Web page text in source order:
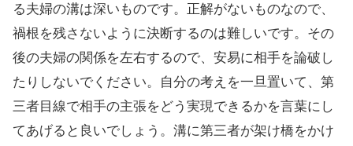
る夫婦の溝は深いものです。正解がないものなので、
禍根を残さないように決断するのは難しいです。その
後の夫婦の関係を左右するので、安易に相手を論破し
たりしないでください。自分の考えを一旦置いて、第
三者目線で相手の主張をどう実現できるかを言葉にし
てあげると良いでしょう。溝に第三者が架け橋をかけ